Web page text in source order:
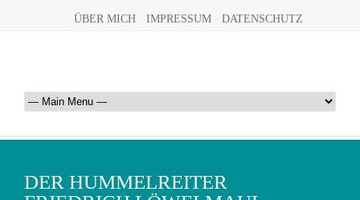
ÜBER MICH IMPRESSUM DATENSCHUTZ
DER HUMMELREITER